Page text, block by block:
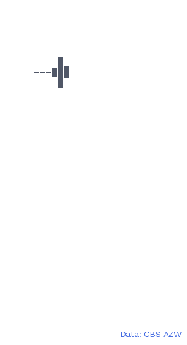
Data: CBS AZW